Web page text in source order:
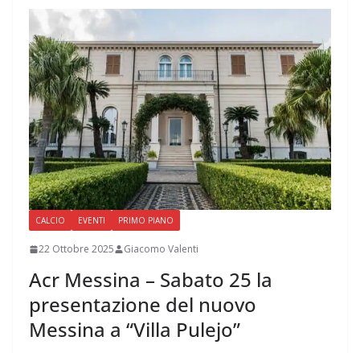
CALCIO EVENTI PRIMO PIANO
22 Ottobre 2025 Giacomo Valenti
Acr Messina – Sabato 25 la
presentazione del nuovo
Messina a “Villa Pulejo”